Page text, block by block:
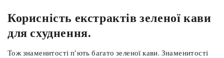
Корисність екстрактів зеленої кави
для схуднення.
Тож знаменитості п'ють багато зеленої кави. Знаменитості